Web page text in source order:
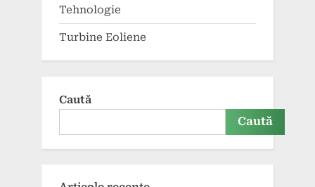
Tehnologie
Turbine Eoliene
Caută
Caută